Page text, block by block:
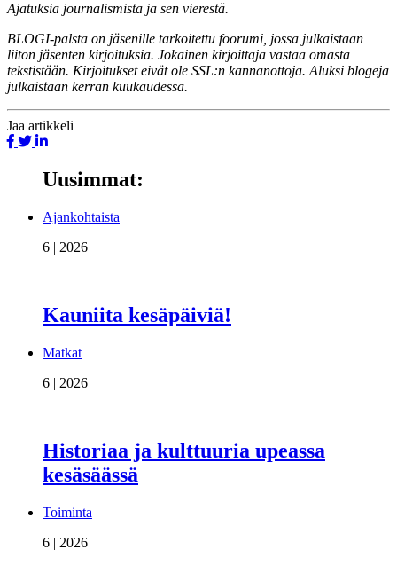
Ajatuksia journalismista ja sen vierestä.
BLOGI-palsta on jäsenille tarkoitettu foorumi, jossa julkaistaan
liiton jäsenten kirjoituksia. Jokainen kirjoittaja vastaa omasta
tekstistään. Kirjoitukset eivät ole SSL:n kannanottoja. Aluksi blogeja
julkaistaan kerran kuukaudessa.
Jaa artikkeli
Uusimmat:
Ajankohtaista
6 | 2026
Kauniita kesäpäiviä!
Matkat
6 | 2026
Historiaa ja kulttuuria upeassa
kesäsäässä
Toiminta
6 | 2026